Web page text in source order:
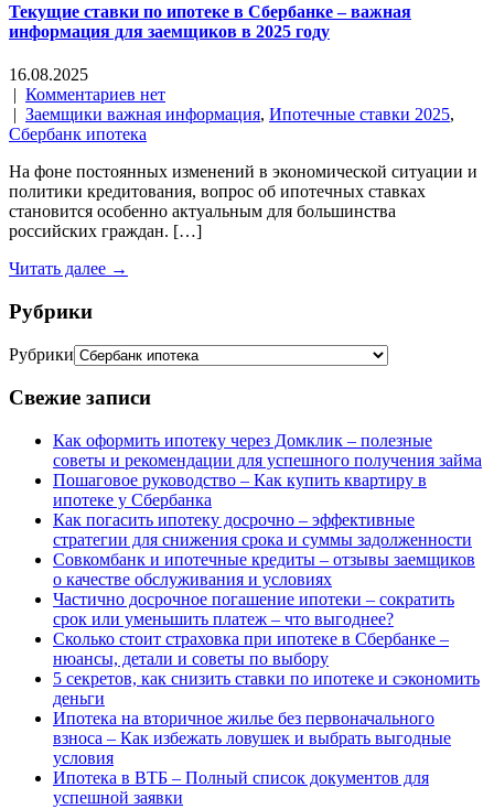
Текущие ставки по ипотеке в Сбербанке – важная
информация для заемщиков в 2025 году
16.08.2025
| Комментариев нет
| Заемщики важная информация, Ипотечные ставки 2025,
Сбербанк ипотека
На фоне постоянных изменений в экономической ситуации и
политики кредитования, вопрос об ипотечных ставках
становится особенно актуальным для большинства
российских граждан. […]
Читать далее →
Рубрики
Рубрики
Свежие записи
Как оформить ипотеку через Домклик – полезные
советы и рекомендации для успешного получения займа
Пошаговое руководство – Как купить квартиру в
ипотеке у Сбербанка
Как погасить ипотеку досрочно – эффективные
стратегии для снижения срока и суммы задолженности
Совкомбанк и ипотечные кредиты – отзывы заемщиков
о качестве обслуживания и условиях
Частично досрочное погашение ипотеки – сократить
срок или уменьшить платеж – что выгоднее?
Сколько стоит страховка при ипотеке в Сбербанке –
нюансы, детали и советы по выбору
5 секретов, как снизить ставки по ипотеке и сэкономить
деньги
Ипотека на вторичное жилье без первоначального
взноса – Как избежать ловушек и выбрать выгодные
условия
Ипотека в ВТБ – Полный список документов для
успешной заявки